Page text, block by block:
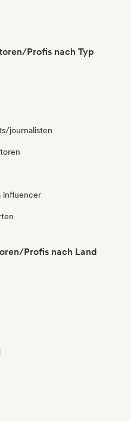
Profis nach Typ
journalisten
influencer
Profis nach Land